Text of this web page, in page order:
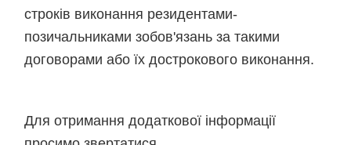
строків виконання резидентами-
позичальниками зобов'язань за такими
договорами або їх дострокового виконання.
Для отримання додаткової інформації